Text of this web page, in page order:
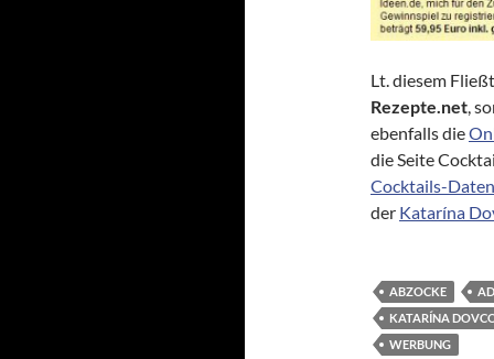
Lt. diesem
Rezepte.net,
ebenfalls die
die Seite
Cocktails-
der Katarína
ABZOCKE
KATARÍNA
WERBUNG